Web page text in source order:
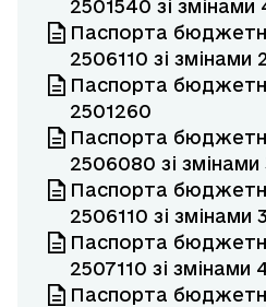
2501540 зі змінами
Паспорта
2506110 зі змінами
Паспорта
2501260
Паспорта
2506080 зі змінами
Паспорта
2506110 зі змінами 3
Паспорта
2507110 зі змінами
Паспорта